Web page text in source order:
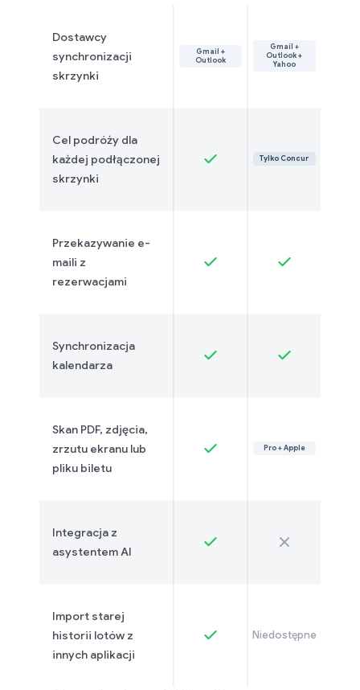
Dostawcy
synchronizacji
skrzynki
Gmail +
Outlook
Gmail +
Outlook +
Yahoo
Cel podróży dla
każdej podłączonej
skrzynki
Tylko Concur
Przekazywanie e-
maili z
rezerwacjami
Synchronizacja
kalendarza
Skan PDF, zdjęcia,
zrzutu ekranu lub
pliku biletu
Pro + Apple
Integracja z
asystentem AI
Import starej
historii lotów z
innych aplikacji
Niedostępne